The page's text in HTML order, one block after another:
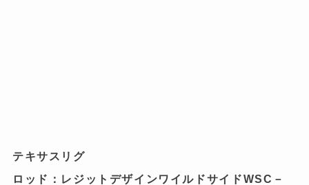
テキサスリグ
ロッド：レジットデザインワイルドサイドWSC－